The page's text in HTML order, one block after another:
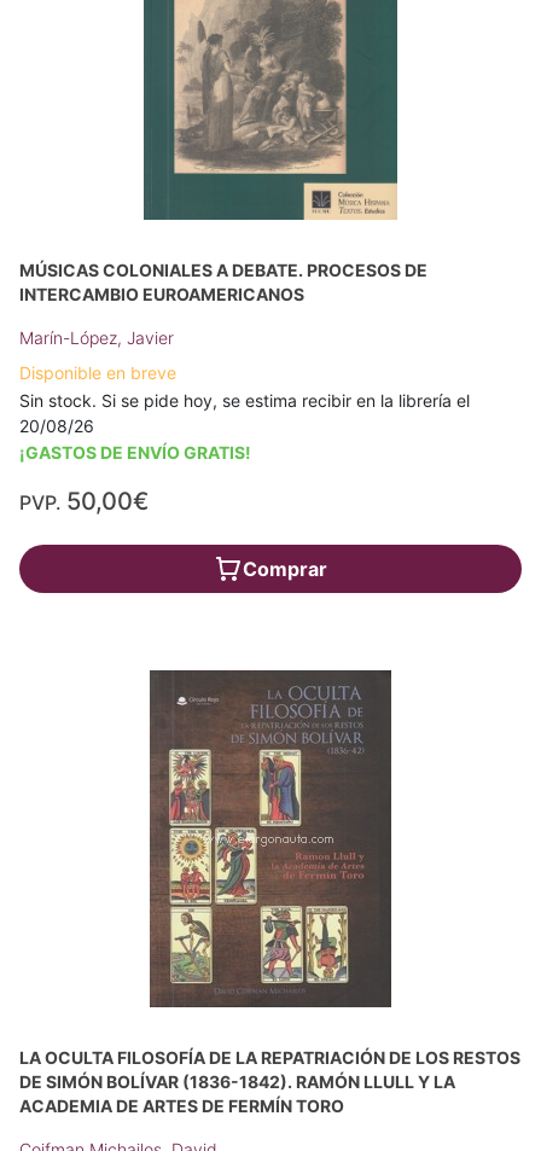
MÚSICAS COLONIALES A DEBATE. PROCESOS DE
INTERCAMBIO EUROAMERICANOS
Marín-López, Javier
Disponible en breve
Sin stock. Si se pide hoy, se estima recibir en la librería el
20/08/26
¡GASTOS DE ENVÍO GRATIS!
PVP. 50,00€
Comprar
LA OCULTA FILOSOFÍA DE LA REPATRIACIÓN DE LOS RESTOS
DE SIMÓN BOLÍVAR (1836-1842). RAMÓN LLULL Y LA
ACADEMIA DE ARTES DE FERMÍN TORO